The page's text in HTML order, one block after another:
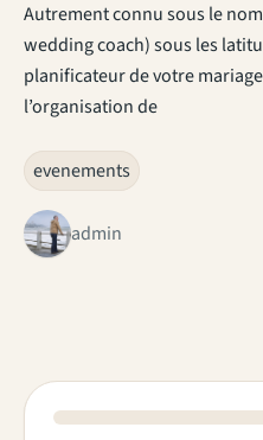
Autrement connu sous le
wedding coach) sous les
planificateur de votre
l’organisation de
evenements
admin